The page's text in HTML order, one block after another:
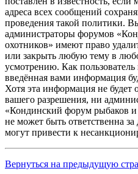
адреса всех сообщений
проведения такой политики.
администраторы форумов
охотников» имеют право
или закрыть любую тему в
усмотрению. Как
введённая вами информация
Хотя эта информация не будет
вашего разрешения, ни
«Кондинский форум рыбаков
не может быть ответственна
могут привести к
Вернуться на предыдущую